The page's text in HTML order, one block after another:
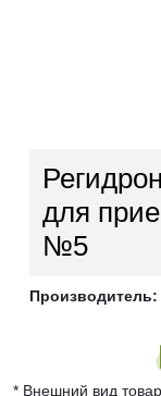
для
№5
Производитель:
* Внешний вид